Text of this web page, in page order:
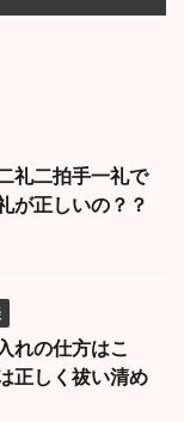
礼二拍手一礼で
が正しいの？？
れの仕方はこ
正しく祓い清め